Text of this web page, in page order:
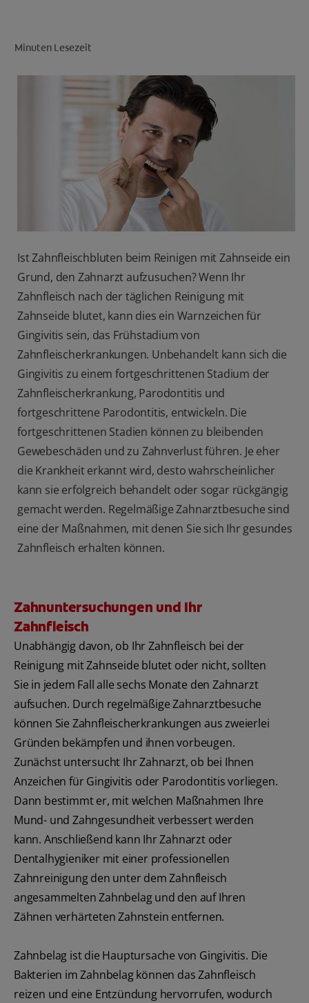
Minuten Lesezeit
Ist Zahnfleischbluten beim Reinigen mit Zahnseide ein
Grund, den Zahnarzt aufzusuchen? Wenn Ihr
Zahnfleisch nach der täglichen Reinigung mit
Zahnseide blutet, kann dies ein Warnzeichen für
Gingivitis sein, das Frühstadium von
Zahnfleischerkrankungen. Unbehandelt kann sich die
Gingivitis zu einem fortgeschrittenen Stadium der
Zahnfleischerkrankung, Parodontitis und
fortgeschrittene Parodontitis, entwickeln. Die
fortgeschrittenen Stadien können zu bleibenden
Gewebeschäden und zu Zahnverlust führen. Je eher
die Krankheit erkannt wird, desto wahrscheinlicher
kann sie erfolgreich behandelt oder sogar rückgängig
gemacht werden. Regelmäßige Zahnarztbesuche sind
eine der Maßnahmen, mit denen Sie sich Ihr gesundes
Zahnfleisch erhalten können.
Zahnuntersuchungen und Ihr
Zahnfleisch
Unabhängig davon, ob Ihr Zahnfleisch bei der
Reinigung mit Zahnseide blutet oder nicht, sollten
Sie in jedem Fall alle sechs Monate den Zahnarzt
aufsuchen. Durch regelmäßige Zahnarztbesuche
können Sie Zahnfleischerkrankungen aus zweierlei
Gründen bekämpfen und ihnen vorbeugen.
Zunächst untersucht Ihr Zahnarzt, ob bei Ihnen
Anzeichen für Gingivitis oder Parodontitis vorliegen.
Dann bestimmt er, mit welchen Maßnahmen Ihre
Mund- und Zahngesundheit verbessert werden
kann. Anschließend kann Ihr Zahnarzt oder
Dentalhygieniker mit einer professionellen
Zahnreinigung den unter dem Zahnfleisch
angesammelten Zahnbelag und den auf Ihren
Zähnen verhärteten Zahnstein entfernen.
Zahnbelag ist die Hauptursache von Gingivitis. Die
Bakterien im Zahnbelag können das Zahnfleisch
reizen und eine Entzündung hervorrufen, wodurch